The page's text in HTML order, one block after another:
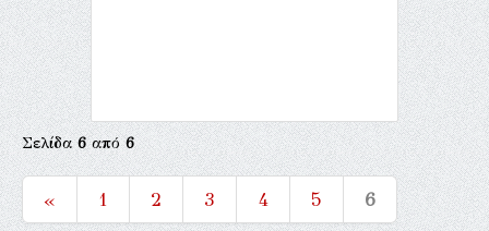
Σελίδα6από6
« 1 2 3 4 5 6